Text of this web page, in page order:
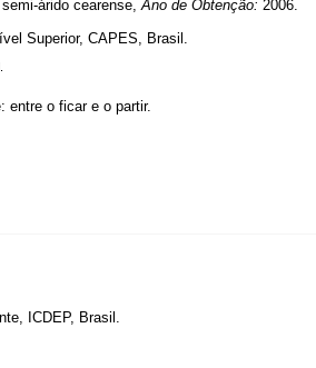
árido cearense,Ano de Obtenção: 2006.
Superior, CAPES, Brasil.
entre o ficar e o partir.
ICDEP, Brasil.